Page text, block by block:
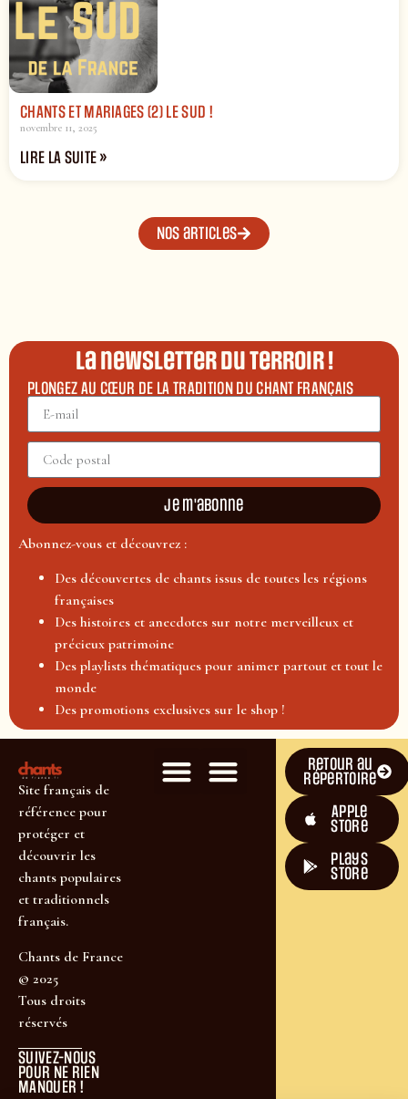
CHANTS ET MARIAGES (2) LE SUD !
novembre 11, 2025
LIRE LA SUITE »
Nos articles
La newsletter du terroir !
PLONGEZ AU CŒUR DE LA TRADITION DU CHANT FRANÇAIS
Je m'abonne
Abonnez-vous et découvrez :
Des découvertes de chants issus de toutes les régions
françaises
Des histoires et anecdotes sur notre merveilleux et
précieux patrimoine
Des playlists thématiques pour animer partout et tout le
monde
Des promotions exclusives sur le shop !
Site français de
référence pour
protéger et
découvrir les
chants populaires
et traditionnels
français.
Chants de France
© 2025
Tous droits
réservés
SUIVEZ-NOUS
POUR NE RIEN
MANQUER !
Retour au
répertoire
Apple
Store
plays
store